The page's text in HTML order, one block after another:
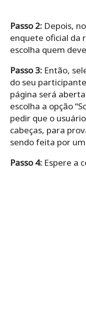
Passo 2: Depois,
enquete oficial da
escolha quem
Passo 3: Então,
do seu
página será
escolha a opção
pedir que o
cabeças, para
sendo feita por
Passo 4: Espere a